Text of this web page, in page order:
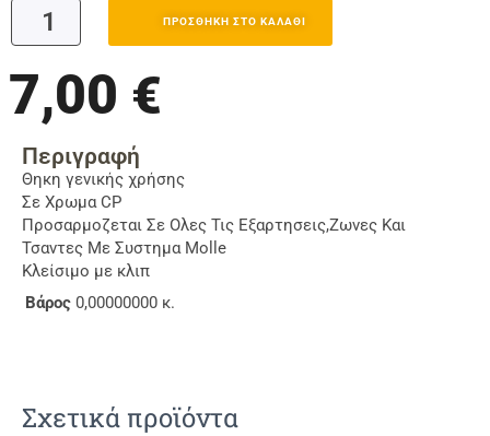
ΠΡΟΣΘΉΚΗ ΣΤΟ ΚΑΛΆΘΙ
7,00 €
Περιγραφή
Θηκη γενικής χρήσης
Σε Χρωμα CP
Προσαρμοζεται Σε Ολες Τις Εξαρτησεις,Ζωνες Και
Τσαντες Με Συστημα Molle
Κλείσιμο με κλιπ
Βάρος 0,00000000 κ.
Σχετικά προϊόντα